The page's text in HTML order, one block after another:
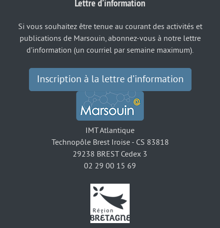
Lettre d’information
Si vous souhaitez être tenue au courant des activités et
publications de Marsouin, abonnez-vous à notre lettre
d’information (un courriel par semaine maximum).
Inscription à la lettre d’information
IMT Atlantique
Technopôle Brest Iroise - CS 83818
29238 BREST Cedex 3
02 29 00 15 69